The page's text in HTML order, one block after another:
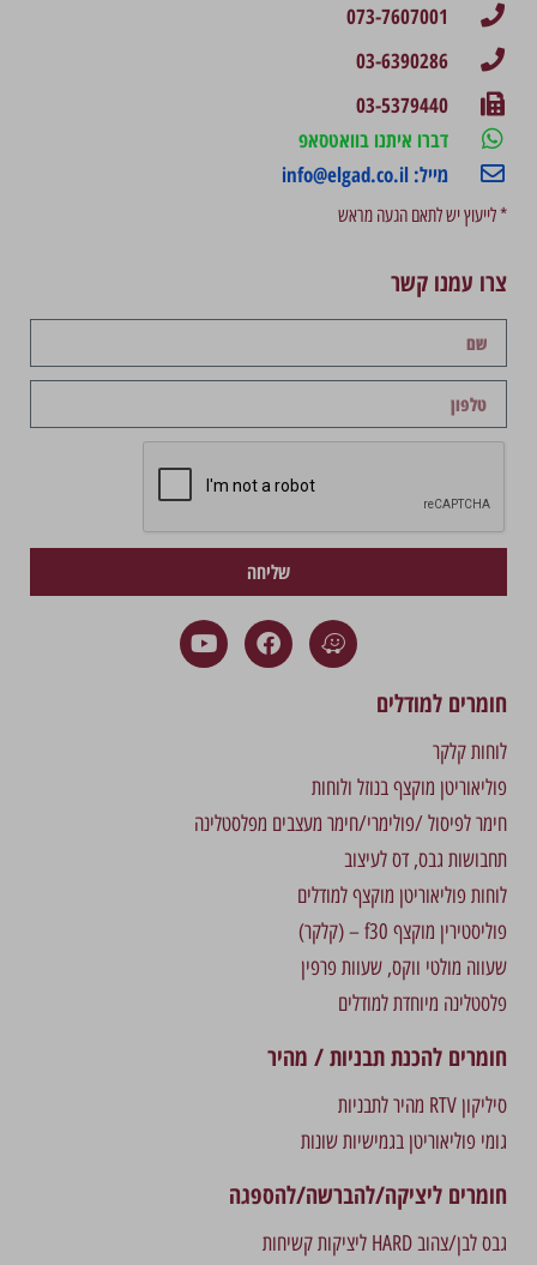
073-7607001
03-6390286
03-5379440
דברו איתנו בוואטסאפ
מייל: info@elgad.co.il
* לייעוץ יש לתאם הגעה מראש
צרו עמנו קשר
שליחה
חומרים למודלים
לוחות קלקר
פוליאוריטן מוקצף בנוזל ולוחות
חימר לפיסול /פולימרי/חימר מעצבים מפלסטלינה
תחבושות גבס, דס לעיצוב
לוחות פוליאוריטן מוקצף למודלים
פוליסטירין מוקצף f30 – (קלקר)
שעווה מולטי ווקס, שעוות פרפין
פלסטלינה מיוחדת למודלים
חומרים להכנת תבניות / מהיר
סיליקון RTV מהיר לתבניות
גומי פוליאוריטן בגמישיות שונות
חומרים ליציקה/להברשה/להספגה
גבס לבן/צהוב HARD ליציקות קשיחות